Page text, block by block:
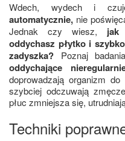
Wdech, wydech i
automatycznie, nie
Jednak czy wiesz, jak
oddychasz płytko i
zadyszka? Poznaj
oddychające
doprowadzają organizm
szybciej odczuwają
płuc zmniejsza się,
Techniki